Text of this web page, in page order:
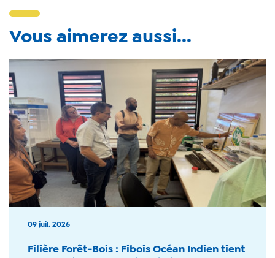
Vous aimerez aussi...
09 juil. 2026
Filière Forêt-Bois : Fibois Océan Indien tient